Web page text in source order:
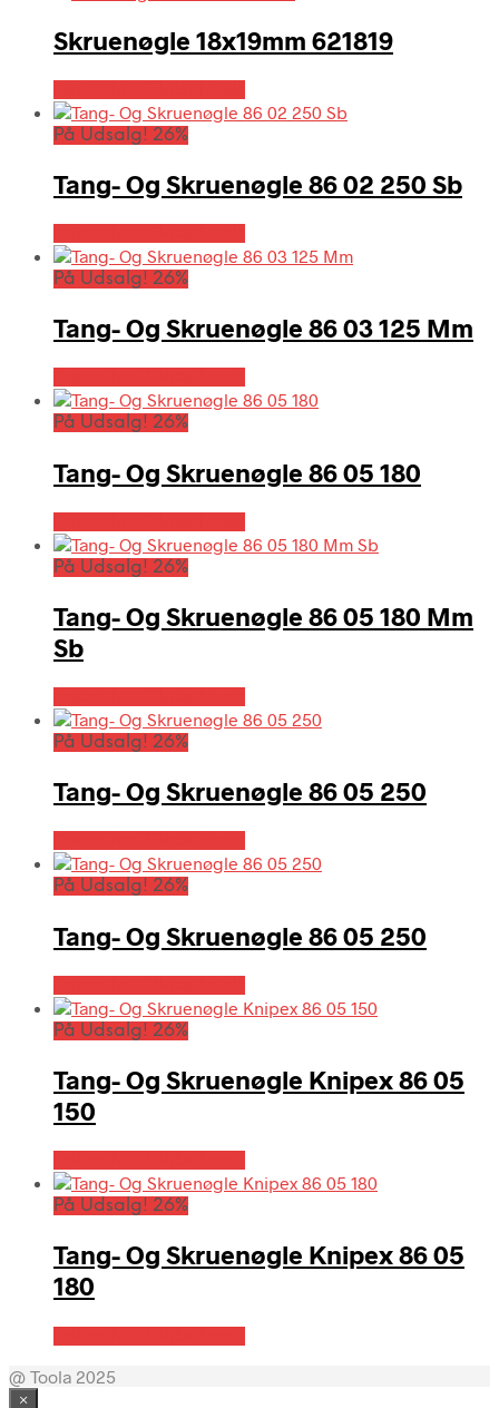
Skruenøgle 18x19mm 621819
På Udsalg! 26%
Tang- Og Skruenøgle 86 02 250 Sb
På Udsalg! 26%
Tang- Og Skruenøgle 86 03 125 Mm
På Udsalg! 26%
Tang- Og Skruenøgle 86 05 180
På Udsalg! 26%
Tang- Og Skruenøgle 86 05 180 Mm
Sb
På Udsalg! 26%
Tang- Og Skruenøgle 86 05 250
På Udsalg! 26%
Tang- Og Skruenøgle 86 05 250
På Udsalg! 26%
Tang- Og Skruenøgle Knipex 86 05
150
På Udsalg! 26%
Tang- Og Skruenøgle Knipex 86 05
180
@ Toola 2025
×